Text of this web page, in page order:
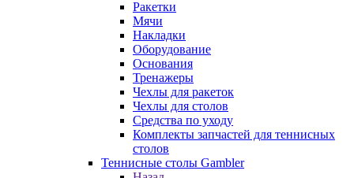
Ракетки
Мячи
Накладки
Оборудование
Основания
Тренажеры
Чехлы для ракеток
Чехлы для столов
Средства по уходу
Комплекты запчастей для теннисных
столов
Теннисные столы Gambler